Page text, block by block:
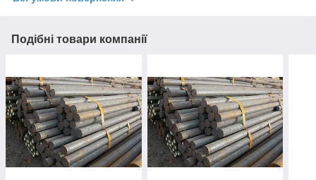
Подібні товари компанії